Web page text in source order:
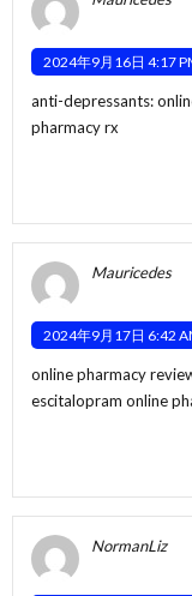
2024年9月16日 4:17
anti-depressants:
pharmacy rx
Mauricedes
2024年9月17日 6:42
online pharmacy
escitalopram online
NormanLiz